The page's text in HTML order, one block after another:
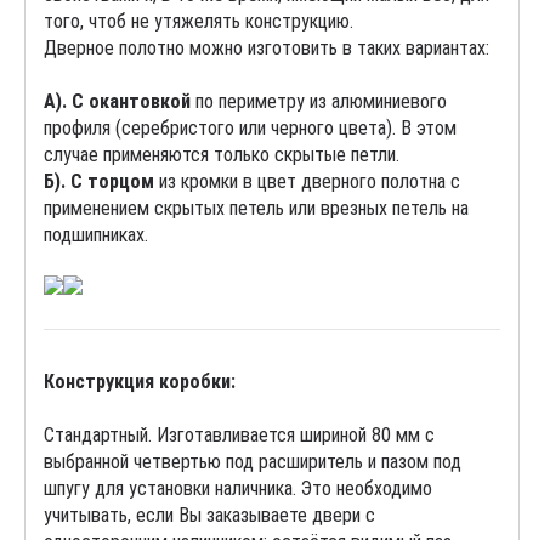
того, чтоб не утяжелять конструкцию.
Дверное полотно можно изготовить в таких вариантах:
А). С окантовкой по периметру из алюминиевого
профиля (серебристого или черного цвета). В этом
случае применяются только скрытые петли.
Б). С торцом из кромки в цвет дверного полотна с
применением скрытых петель или врезных петель на
подшипниках.
Конструкция коробки:
Стандартный. Изготавливается шириной 80 мм с
выбранной четвертью под расширитель и пазом под
шпугу для установки наличника. Это необходимо
учитывать, если Вы заказываете двери с